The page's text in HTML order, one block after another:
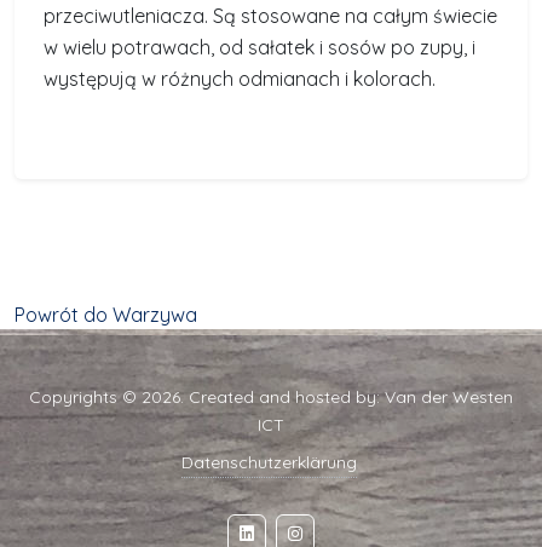
przeciwutleniacza. Są stosowane na całym świecie
w wielu potrawach, od sałatek i sosów po zupy, i
występują w różnych odmianach i kolorach.
Powrót do Warzywa
Copyrights © 2026. Created and hosted by:Van der Westen
ICT
Datenschutzerklärung